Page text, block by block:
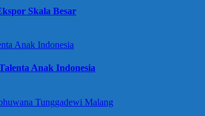
Skala Besar
Anak Indonesia